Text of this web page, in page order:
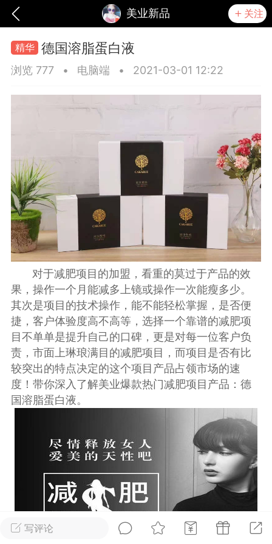
美业新品 关注
爆汗熊 芯诗妍 TONGYANMEI
卡卡动能素 卡卡美业 美业357
每次200金币 点击购买
熊 肤色重建术
卡卡溶脂
斑术
DR.YY面膜
私密系列
妍
美业357 卡卡一针轻
电脑端 新品推荐
闪充小白罐
本/双效闪充，养出紧致小白脸！一、项
充小白罐 = 闪充大白肌（仪器）× 草本
产品）×极光嫩肤啫喱（产品）这是一套
护...写评论
德国溶脂蛋白液
浏览 777 • 电脑端 • 2021-03-01 12:22
对于减肥项目的加盟，看重的莫过于产品的效
果，操作一个月能减多上镜或操作一次能瘦多少。
其次是项目的技术操作，能不能轻松掌握，是否便
捷，客户体验度高不高等，选择一个靠谱的减肥项
目不单单是提升自己的口碑，更是对每一位客户负
责，市面上琳琅满目的减肥项目，而项目是否有比
较突出的特点决定的这个项目产品占领市场的速
度！带你深入了解美业爆款热门减肥项目产品：德
国溶脂蛋白液。